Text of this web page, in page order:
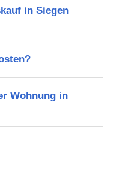
in Siegen
Wohnung in